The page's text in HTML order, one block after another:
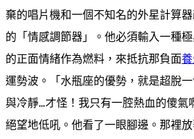
棄的唱片機和一個不知名的外星計算
的「情感調節器」。他必須輸入一種
的正面情緒作為燃料，來抵抗那負面
運勢波。「水瓶座的優勢，就是超脫
與冷靜…才怪！我只有一腔熱血的傻氣
絕望地低吼。他看了一眼腳邊。那裡